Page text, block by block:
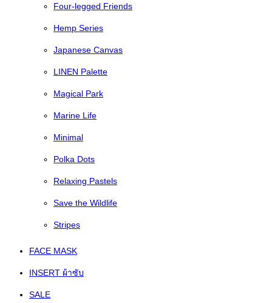
Four-legged Friends
Hemp Series
Japanese Canvas
LINEN Palette
Magical Park
Marine Life
Minimal
Polka Dots
Relaxing Pastels
Save the Wildlife
Stripes
FACE MASK
INSERT ผ้าซับ
SALE